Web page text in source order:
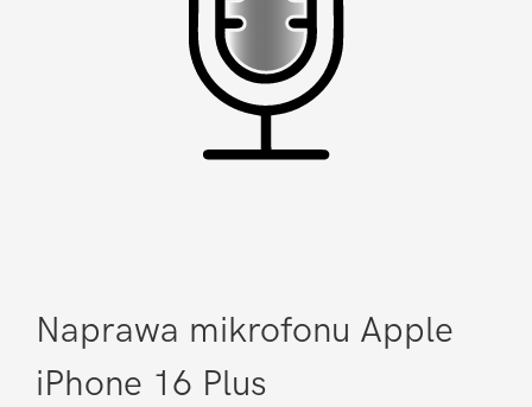
Naprawa mikrofonu Apple
iPhone 16 Plus